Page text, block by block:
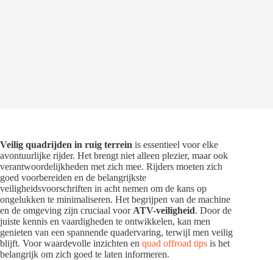
Veilig quadrijden in ruig terrein is essentieel voor elke
avontuurlijke rijder. Het brengt niet alleen plezier, maar ook
verantwoordelijkheden met zich mee. Rijders moeten zich
goed voorbereiden en de belangrijkste
veiligheidsvoorschriften in acht nemen om de kans op
ongelukken te minimaliseren. Het begrijpen van de machine
en de omgeving zijn cruciaal voor ATV-veiligheid. Door de
juiste kennis en vaardigheden te ontwikkelen, kan men
genieten van een spannende quadervaring, terwijl men veilig
blijft. Voor waardevolle inzichten en quad offroad tips is het
belangrijk om zich goed te laten informeren.